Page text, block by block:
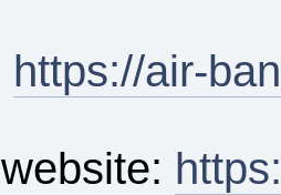
https://air-
website: